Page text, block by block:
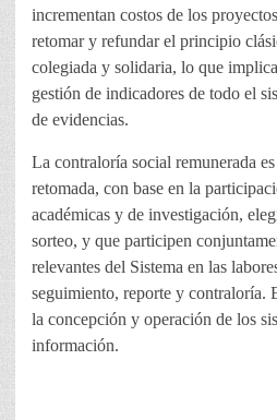
incrementan costos de los
retomar y refundar el principio
colegiada y solidaria, lo que
gestión de indicadores de todo el
de evidencias.
La contraloría social remunerada
retomada, con base en la
académicas y de investigación,
sorteo, y que participen
relevantes del Sistema en las
seguimiento, reporte y contraloría.
la concepción y operación de los
información.